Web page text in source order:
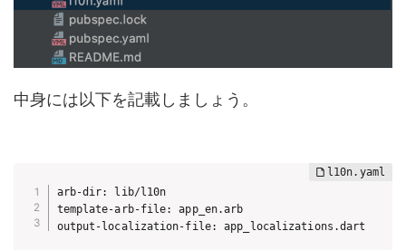
中身には以下を記載しましょう。
arb-dir: lib/l10n
template-arb-file: app_en.arb
output-localization-file: app_localizations.dart